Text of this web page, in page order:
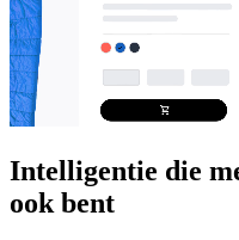
Intelligentie die
ook bent